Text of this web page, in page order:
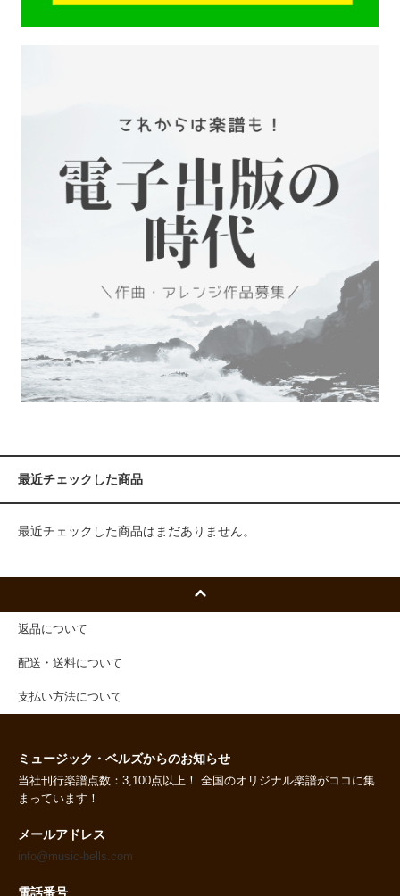
最近チェックした商品
最近チェックした商品はまだありません。
返品について
配送・送料について
支払い方法について
ミュージック・ベルズからのお知らせ
当社刊行楽譜点数：3,100点以上！ 全国のオリジナル楽譜がココに集
まっています！
メールアドレス
info@music-bells.com
電話番号